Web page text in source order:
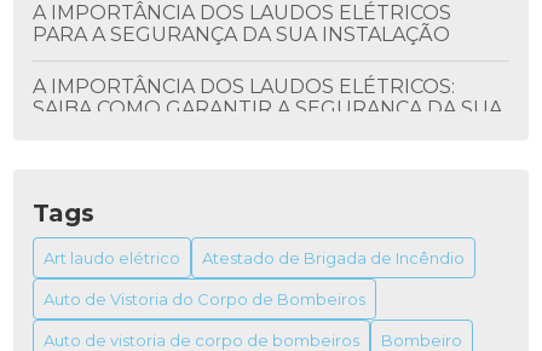
A IMPORTÂNCIA DOS LAUDOS ELÉTRICOS
PARA A SEGURANÇA DA SUA INSTALAÇÃO
A IMPORTÂNCIA DOS LAUDOS ELÉTRICOS:
SAIBA COMO GARANTIR A SEGURANÇA DA SUA
PRECISA SABER
ALVARÁ DO BOMBEIRO: COMO OBTER E SUA
IMPORTÂNCIA
ALVARÁ DO BOMBEIRO: TUDO O QUE VOCÊ
Tags
Art laudo elétrico Atestado de Brigada de Incêndio
Auto de Vistoria do Corpo de Bombeiros
Auto de vistoria de corpo de bombeiros Bombeiro